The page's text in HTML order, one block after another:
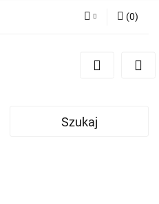
Zarejestruj się
(0)
Szukaj